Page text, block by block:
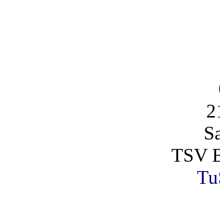
TSV